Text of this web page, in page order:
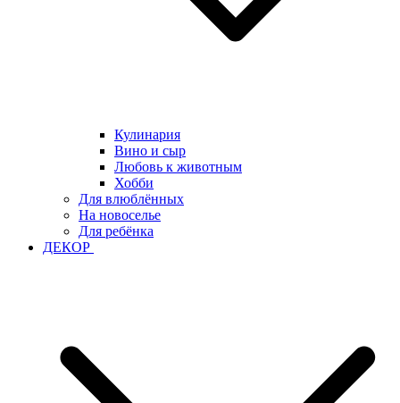
Кулинария
Вино и сыр
Любовь к животным
Хобби
Для влюблённых
На новоселье
Для ребёнка
ДЕКОР